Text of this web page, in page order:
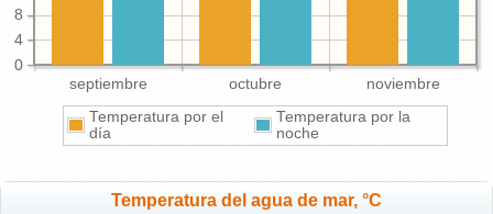
septiembre octubre noviembre
0
4
8
Temperatura por el
día
Temperatura por la
noche
Temperatura del agua de mar, °C